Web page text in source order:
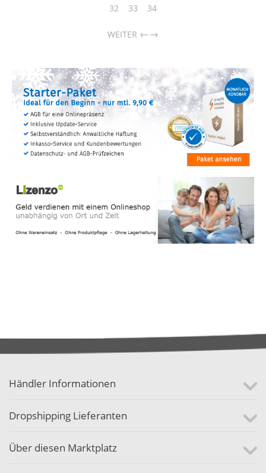
32
33 34
WEITER →
Händler Informationen
Dropshipping Lieferanten
Über diesen Marktplatz